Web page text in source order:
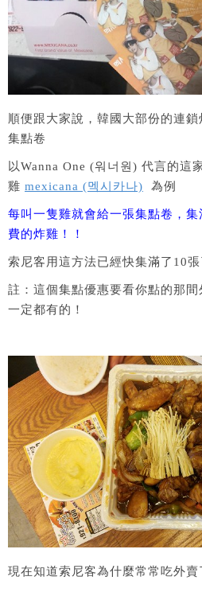
順便跟大家說，韓國大部份的連
集點卷
以Wanna One (워너원) 代言的這
雞 mexicana (멕시카나) 為例
每叫一隻雞就會給一張集點卷，
費的炸雞！！
索尼客用這方法已經快集滿了10
註：這個集點優惠要看你點的那
一定都有的！
現在知道索尼客為什麼常常吃外賣